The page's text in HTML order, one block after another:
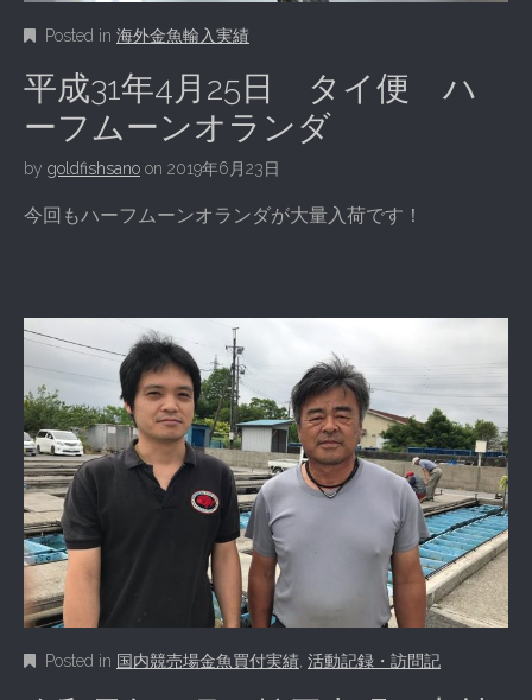
Posted in 海外金魚輸入実績
平成31年4月25日 タイ便 ハ
ーフムーンオランダ
by goldfishsano on 2019年6月23日
今回もハーフムーンオランダが大量入荷です！
Posted in 国内競売場金魚買付実績 活動記録・訪問記